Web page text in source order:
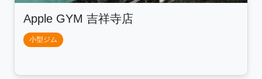
Apple GYM 吉祥寺店
小型ジム